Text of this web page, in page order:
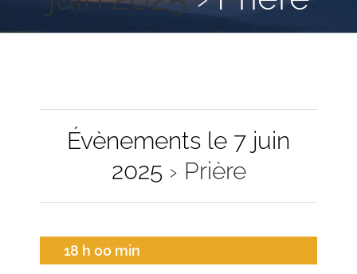
Évènements le 7 juin
2025› Prière
18 h 00 min